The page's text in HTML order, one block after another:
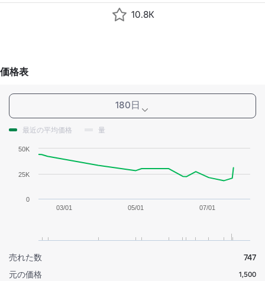
10.8K
価格表
180日
最近の平均価格 量
03/01 05/01 07/01
0
25K
50K
売れた数
747
元の価格
1,500